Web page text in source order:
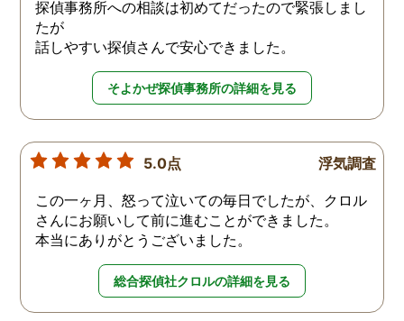
探偵事務所への相談は初めてだったので緊張しまし
たが
話しやすい探偵さんで安心できました。
そよかぜ探偵事務所の詳細を見る
5.0点 浮気調査
この一ヶ月、怒って泣いての毎日でしたが、クロル
さんにお願いして前に進むことができました。
本当にありがとうございました。
総合探偵社クロルの詳細を見る